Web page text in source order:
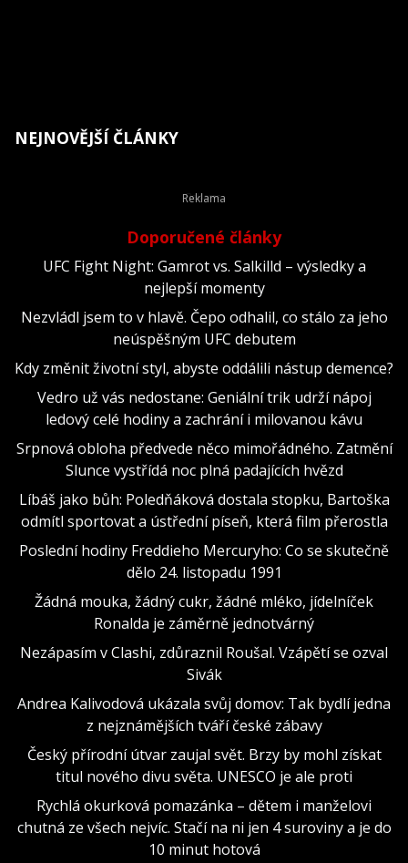
NEJNOVĚJŠÍ ČLÁNKY
Doporučené články
UFC Fight Night: Gamrot vs. Salkilld – výsledky a
nejlepší momenty
Nezvládl jsem to v hlavě. Čepo odhalil, co stálo za jeho
neúspěšným UFC debutem
Kdy změnit životní styl, abyste oddálili nástup demence?
Vedro už vás nedostane: Geniální trik udrží nápoj
ledový celé hodiny a zachrání i milovanou kávu
Srpnová obloha předvede něco mimořádného. Zatmění
Slunce vystřídá noc plná padajících hvězd
Líbáš jako bůh: Poledňáková dostala stopku, Bartoška
odmítl sportovat a ústřední píseň, která film přerostla
Poslední hodiny Freddieho Mercuryho: Co se skutečně
dělo 24. listopadu 1991
Žádná mouka, žádný cukr, žádné mléko, jídelníček
Ronalda je záměrně jednotvárný
Nezápasím v Clashi, zdůraznil Roušal. Vzápětí se ozval
Sivák
Andrea Kalivodová ukázala svůj domov: Tak bydlí jedna
z nejznámějších tváří české zábavy
Český přírodní útvar zaujal svět. Brzy by mohl získat
titul nového divu světa. UNESCO je ale proti
Rychlá okurková pomazánka – dětem i manželovi
chutná ze všech nejvíc. Stačí na ni jen 4 suroviny a je do
10 minut hotová